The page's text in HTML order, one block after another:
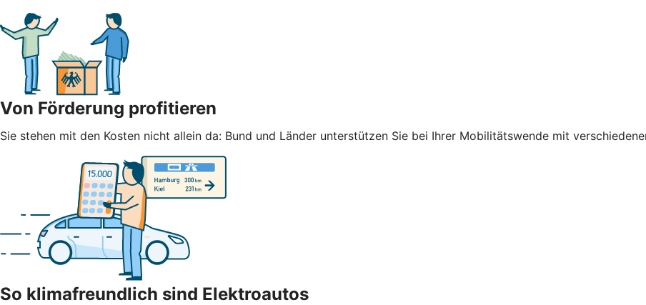
Von Förderung profitieren
Sie stehen mit den Kosten nicht allein da: Bund und Länder unterstützen Sie bei Ihrer Mobilitätswende mit
So klimafreundlich sind Elektroautos